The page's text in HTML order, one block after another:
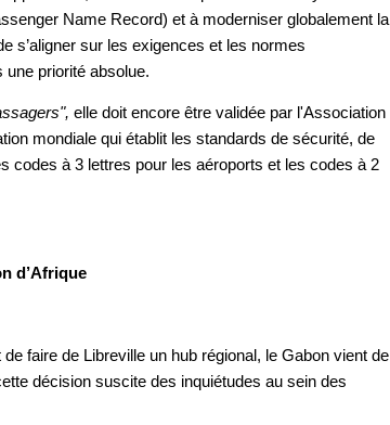
Name Record) et à moderniser globalement la
s’aligner sur les exigences et les normes
priorité absolue.
elle doit encore être validée par l'Association
mondiale qui établit les standards de sécurité, de
codes à 3 lettres pour les aéroports et les codes à 2
d’Afrique
faire de Libreville un hub régional, le Gabon vient de
décision suscite des inquiétudes au sein des